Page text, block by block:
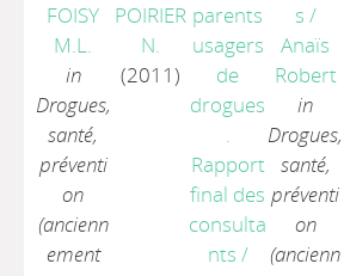
FOISY
M.L.
in
Drogues,
santé,
préventi
on
(ancienn
ement
POIRIER
N.
(2011)
parents
usagers
de
drogues
.
Rapport
final des
consulta
nts /
s /
Anaïs
Robert
in
Drogues,
santé,
préventi
on
(ancienn